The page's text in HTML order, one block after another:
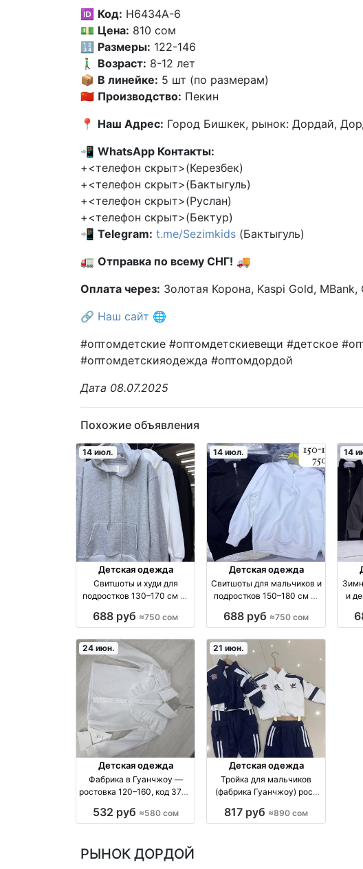
🆔 Код: H6434А-6
💵 Цена: 810 сом
🔢 Размеры: 122-146
🚶‍♂️ Возраст: 8-12 лет
📦 В линейке: 5 шт (по размерам)
🇨🇳 Производство: Пекин
📍 Наш Адрес: Город Бишкек, рынок: Дордай,
📲 WhatsApp Контакты:
+<телефон скрыт>(Керезбек)
+<телефон скрыт>(Бактыгуль)
+<телефон скрыт>(Руслан)
+<телефон скрыт>(Бектур)
📲 Telegram: t.me/Sezimkids (Бактыгуль)
🚛 Отправка по всему СНГ! 🚚
Оплата через: Золотая Корона, Kaspi Gold, MBank,
🔗 Наш сайт 🌐
#оптомдетские #оптомдетскиевещи #детское
#оптомдетскияодежда #оптомдордой
Дата 08.07.2025
Похожие объявления
14 июл.
Детская одежда
Свитшоты и худи для
подростков 130–170 см —
модели производство
688 руб ≈750 сом
14 июл.
Детская одежда
Свитшоты для мальчиков и
подростков 150–180 см —
школьный стиль оптом
688 руб ≈750 сом
14
и
24 июн.
Детская одежда
Фабрика в Гуанчжоу —
ростовка 120–160, код 3781,
производство Китай
532 руб ≈580 сом
21 июн.
Детская одежда
Тройка для мальчиков
(фабрика Гуанчжоу) рост
производство Китай
817 руб ≈890 сом
РЫНОК ДОРДОЙ